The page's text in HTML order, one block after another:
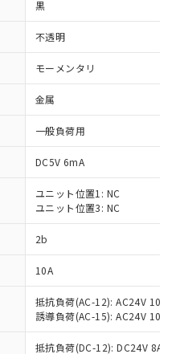
黒
不透明
モーメンタリ
金属
一般負荷用
DC5V 6mA
ユニット位置1: NC
ユニット位置3: NC
2b
10A
抵抗負荷(AC-12): AC24V 10A/
誘導負荷(AC-15): AC24V
抵抗負荷(DC-12): DC24V 8A/
指令（10物質）の
提供可能な商品で
令（10物質）の非含
替える予定のある